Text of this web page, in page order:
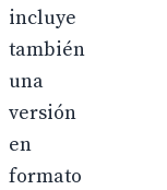
incluye
también
una
versión
en
formato